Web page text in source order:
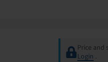
Price and
Login .